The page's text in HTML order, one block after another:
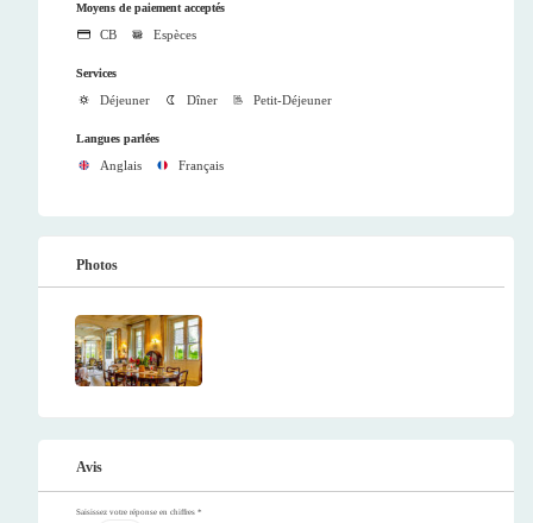
Moyens de paiement acceptés
CB Espèces
Services
Déjeuner Dîner Petit-Déjeuner
Langues parlées
Anglais Français
Photos
Avis
Saisissez votre réponse en chiffres *